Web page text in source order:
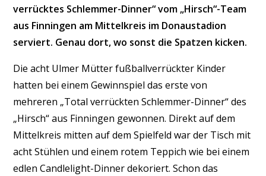
verrücktes Schlemmer-Dinner“ vom „Hirsch“-Team
aus Finningen am Mittelkreis im Donaustadion
serviert. Genau dort, wo sonst die Spatzen kicken.
Die acht Ulmer Mütter fußballverrückter Kinder
hatten bei einem Gewinnspiel das erste von
mehreren „Total verrückten Schlemmer-Dinner“ des
„Hirsch“ aus Finningen gewonnen. Direkt auf dem
Mittelkreis mitten auf dem Spielfeld war der Tisch mit
acht Stühlen und einem rotem Teppich wie bei einem
edlen Candlelight-Dinner dekoriert. Schon das